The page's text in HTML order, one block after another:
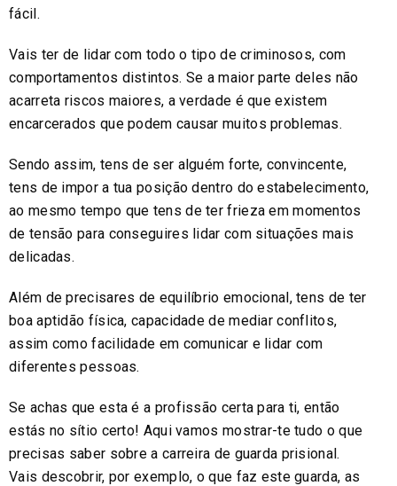
fácil.
Vais ter de lidar com todo o tipo de criminosos, com
comportamentos distintos. Se a maior parte deles não
acarreta riscos maiores, a verdade é que existem
encarcerados que podem causar muitos problemas.
Sendo assim, tens de ser alguém forte, convincente,
tens de impor a tua posição dentro do estabelecimento,
ao mesmo tempo que tens de ter frieza em momentos
de tensão para conseguires lidar com situações mais
delicadas.
Além de precisares de equilíbrio emocional, tens de ter
boa aptidão física, capacidade de mediar conflitos,
assim como facilidade em comunicar e lidar com
diferentes pessoas.
Se achas que esta é a profissão certa para ti, então
estás no sítio certo! Aqui vamos mostrar-te tudo o que
precisas saber sobre a carreira de guarda prisional.
Vais descobrir, por exemplo, o que faz este guarda, as